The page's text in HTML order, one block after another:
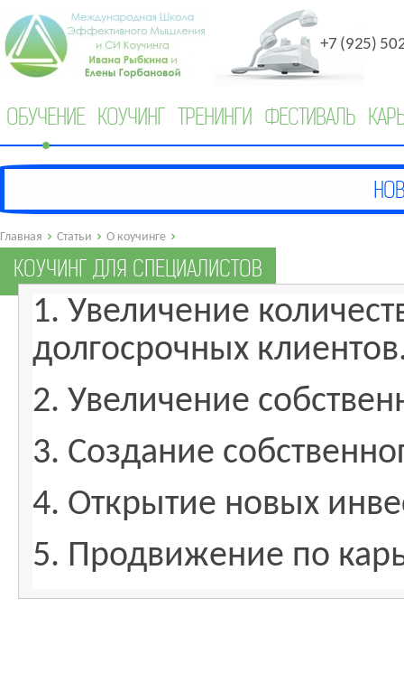
+7 (925)
ОБУЧЕНИЕ КОУЧИНГ ТРЕНИНГИ ФЕСТИВАЛЬ
Главная Статьи О коучинге
КОУЧИНГ ДЛЯ СПЕЦИАЛИСТОВ
1. Увеличение
долгосрочных
2. Увеличение
3. Создание
4. Открытие новых
5. Продвижение по